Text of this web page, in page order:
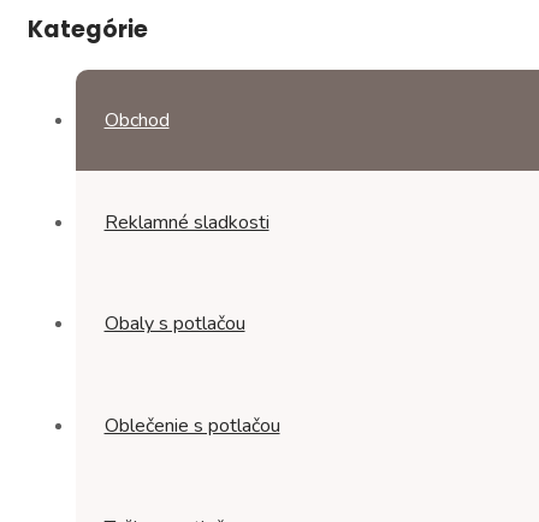
Kategórie
Obchod
Reklamné sladkosti
Obaly s potlačou
Oblečenie s potlačou